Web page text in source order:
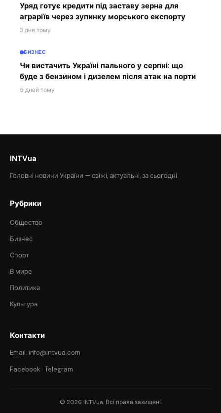
Уряд готує кредити під заставу зерна для
аграріїв через зупинку морського експорту
3 дня тому
БИЗНЕС
Чи вистачить Україні пального у серпні: що
буде з бензином і дизелем після атак на порти
5 дней тому
INTVua
Головні новини України — свіжі, актуальні, за сьогодні.
Рубрики
Общество
Бизнес
Спорт
В мире
Политика
Культура
Контакти
Email: info@intvua.com
Facebook · Telegram
© 2026 INTVua. Всі права захищені.